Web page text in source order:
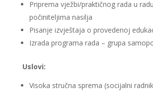
Priprema vježbi/praktičnog rada u
počiniteljima nasilja
Pisanje izvještaja o provedenoj
Izrada programa rada – grupa
Uslovi:
Visoka stručna sprema (socijalni